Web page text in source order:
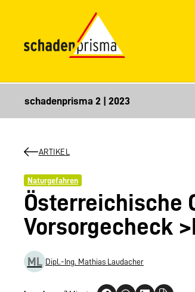
ARTIKEL
Naturgefahren
Österreichische
Vorsorgecheck
ML Dipl.-Ing. Mathias Laudacher